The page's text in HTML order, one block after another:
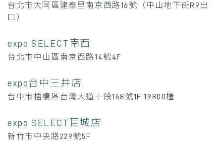
台北市大同區建泰里南京西路16號（中山地下街R9出
口）
expo SELECT南西
台北市中山區南京西路14號4F
expo台中三井店
台中市梧棲區台灣大道十段168號1F 19800櫃
expo SELECT巨城店
新竹市中央路229號5F